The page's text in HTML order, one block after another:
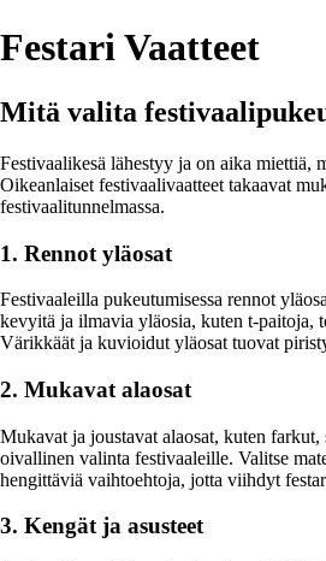
Festari Vaatteet
Mitä valita
Festivaalikesä lähestyy ja on aika miettiä,
Oikeanlaiset festivaalivaatteet takaavat
festivaalitunnelmassa.
1. Rennot yläosat
Festivaaleilla pukeutumisessa rennot
kevyitä ja ilmavia yläosia, kuten t-paitoja,
Värikkäät ja kuvioidut yläosat tuovat
2. Mukavat ala­osat
Mukavat ja joustavat alaosat, kuten farkut,
oivallinen valinta festivaaleille. Valitse
hengittäviä vaihtoehtoja, jotta viihdyt
3. Kengät ja asusteet